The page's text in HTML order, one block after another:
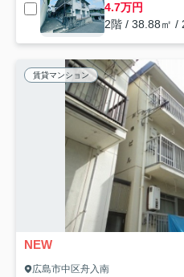
4.7万円
2階 / 38.88㎡ /
賃貸マンション
NEW
広島市中区舟入南